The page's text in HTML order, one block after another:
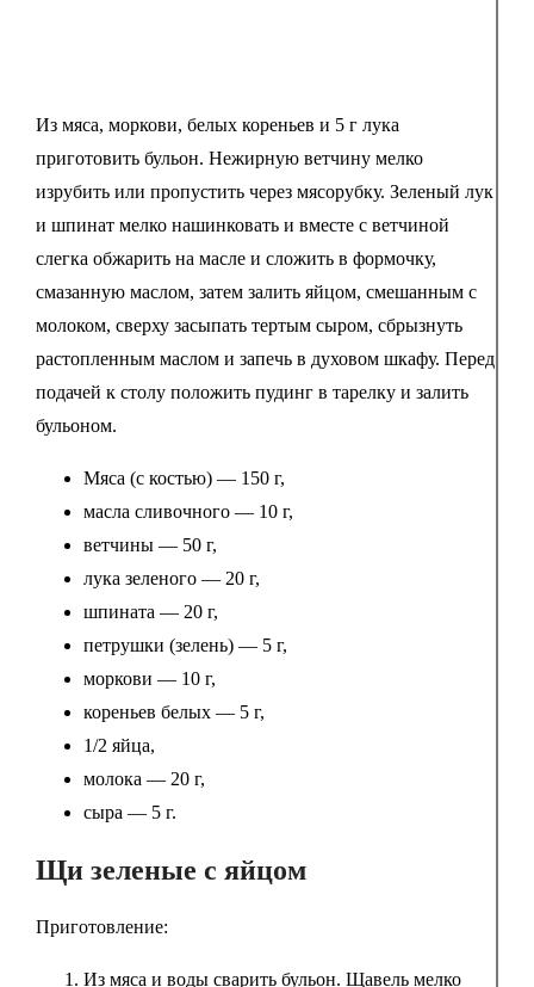
Из мяса, моркови, белых кореньев и 5 г лука
приготовить бульон. Нежирную ветчину мелко
изрубить или пропустить через мясорубку. Зеленый лук
и шпинат мелко нашинковать и вместе с ветчиной
слегка обжарить на масле и сложить в формочку,
смазанную маслом, затем залить яйцом, смешанным с
молоком, сверху засыпать тертым сыром, сбрызнуть
растопленным маслом и запечь в духовом шкафу. Перед
подачей к столу положить пудинг в тарелку и залить
бульоном.
Мяса (с костью) — 150 г,
масла сливочного — 10 г,
ветчины — 50 г,
лука зеленого — 20 г,
шпината — 20 г,
петрушки (зелень) — 5 г,
моркови — 10 г,
кореньев белых — 5 г,
1/2 яйца,
молока — 20 г,
сыра — 5 г.
Щи зеленые с яйцом
Приготовление:
Из мяса и воды сварить бульон. Щавель мелко